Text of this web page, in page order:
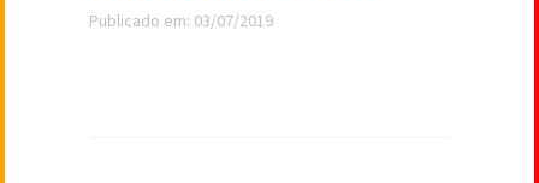
Publicado em: 03/07/2019